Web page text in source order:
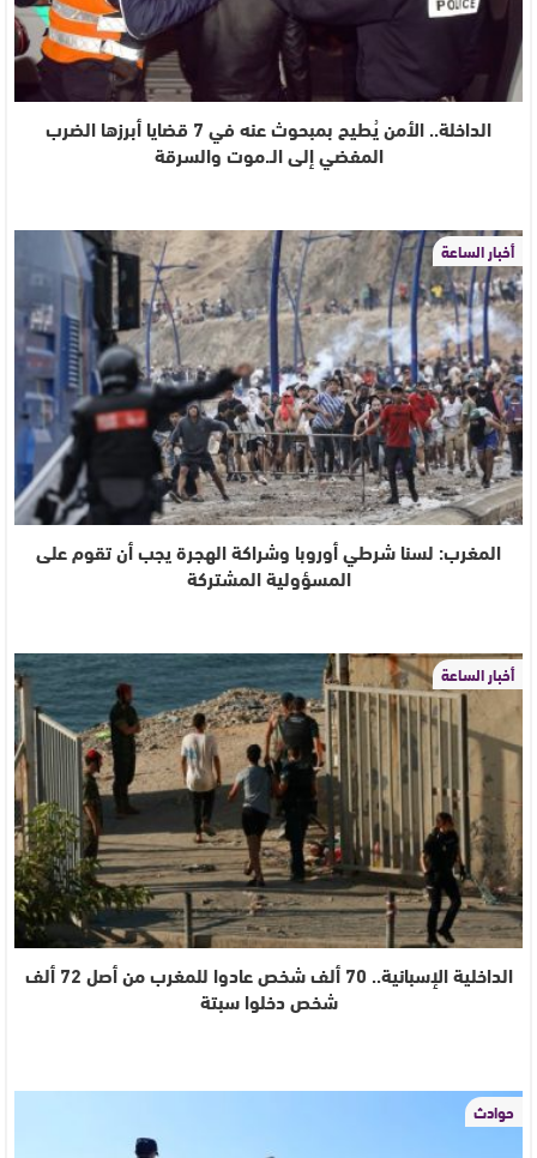
الداخلة.. الأمن يُطيح بمبحوث عنه في 7 قضايا أبرزها الضرب
المفضي إلى الـ.موت والسرقة
أخبار الساعة
المغرب: لسنا شرطي أوروبا وشراكة الهجرة يجب أن تقوم على
المسؤولية المشتركة
أخبار الساعة
الداخلية الإسبانية.. 70 ألف شخص عادوا للمغرب من أصل 72 ألف
شخص دخلوا سبتة
حوادث